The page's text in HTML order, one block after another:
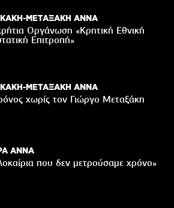
ΜΕΤΑΞΑΚΗ ΑΝΝΑ
Οργάνωση «Κρητική Εθνική
Eπιτροπή»
ΜΕΤΑΞΑΚΗ ΑΝΝΑ
χωρίς τον Γιώργο Μεταξάκη
ΑΝΝΑ
που δεν μετρούσαμε χρόνο»